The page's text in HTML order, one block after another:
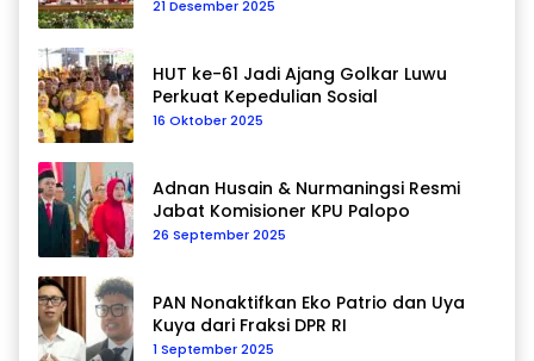
Data Berkelanjutan
21 Desember 2025
HUT ke-61 Jadi Ajang Golkar Luwu
Perkuat Kepedulian Sosial
16 Oktober 2025
Adnan Husain & Nurmaningsi Resmi
Jabat Komisioner KPU Palopo
26 September 2025
PAN Nonaktifkan Eko Patrio dan Uya
Kuya dari Fraksi DPR RI
1 September 2025